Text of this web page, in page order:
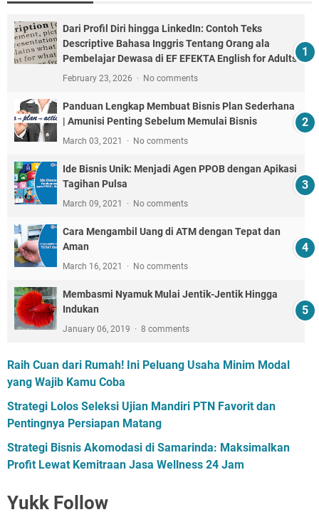
Dari Profil Diri hingga LinkedIn: Contoh Teks
Descriptive Bahasa Inggris Tentang Orang ala
Pembelajar Dewasa di EF EFEKTA English for Adults
February 23, 2026 No comments
Panduan Lengkap Membuat Bisnis Plan Sederhana
| Amunisi Penting Sebelum Memulai Bisnis
March 03, 2021 No comments
Ide Bisnis Unik: Menjadi Agen PPOB dengan Apikasi
Tagihan Pulsa
March 09, 2021 No comments
Cara Mengambil Uang di ATM dengan Tepat dan
Aman
March 16, 2021 No comments
Membasmi Nyamuk Mulai Jentik-Jentik Hingga
Indukan
January 06, 2019 8 comments
Raih Cuan dari Rumah! Ini Peluang Usaha Minim Modal
yang Wajib Kamu Coba
Strategi Lolos Seleksi Ujian Mandiri PTN Favorit dan
Pentingnya Persiapan Matang
Strategi Bisnis Akomodasi di Samarinda: Maksimalkan
Profit Lewat Kemitraan Jasa Wellness 24 Jam
Yukk Follow